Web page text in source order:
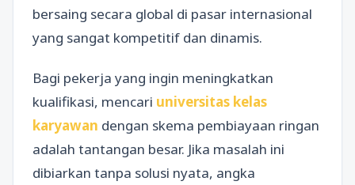
bersaing secara global di pasar internasional
yang sangat kompetitif dan dinamis.
Bagi pekerja yang ingin meningkatkan
kualifikasi, mencari universitas kelas
karyawan dengan skema pembiayaan ringan
adalah tantangan besar. Jika masalah ini
dibiarkan tanpa solusi nyata, angka